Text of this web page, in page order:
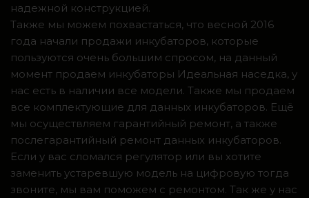
надежной конструкцией.
Также мы можем похвастаться, что весной 2016
года начали продажи инкубаторов, которые
пользуются очень большим спросом, на данный
момент продаем инкубаторы Идеальная наседка, у
нас есть в наличии все модели. Также мы продаем
все комплектующие для данных инкубаторов. Ещё
мы осуществляем гарантийный ремонт, а также
послегарантийный ремонт данных инкубаторов.
Если у вас сломался регулятор или вы хотите
заменить устаревшую модель на цифровую тогда
звоните, мы вам поможем с ремонтом. Так же у нас